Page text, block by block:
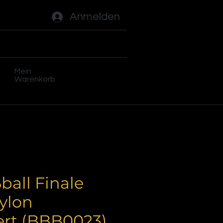
Anmelden
Mein
Warenkorb
Finale